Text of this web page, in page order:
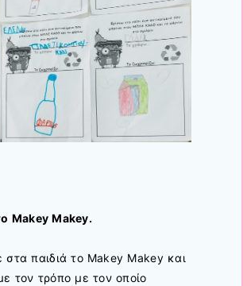
Μakey Μakey.
στα παιδιά το Μakey Μakey και
τον τρόπο με τον οποίο